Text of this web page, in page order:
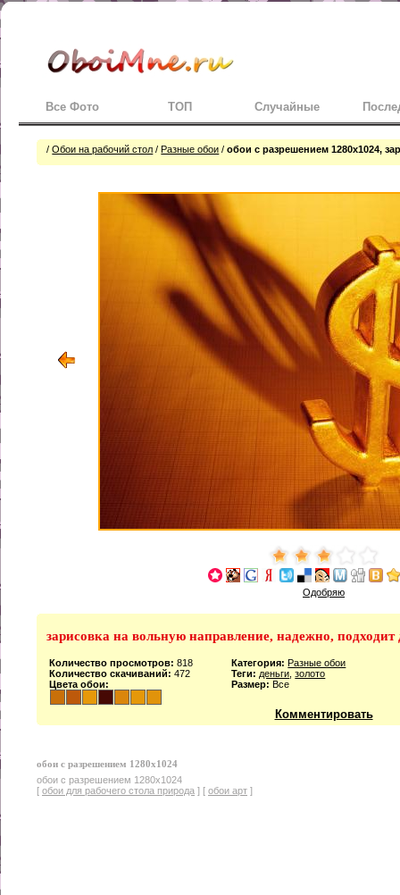
Все Фото ТОП Случайные
/Обои на рабочий стол / Разные обои /обои с разрешением 1280х1024,
Одобряю
зарисовка на вольную направление, надежно, подходит
Количество просмотров: 818
Количество скачиваний: 472
Цвета обои:
Категория: Разные обои
Теги: деньги ,золото
Размер: Все
Комментировать
обои с разрешением 1280х1024
обои с разрешением 1280х1024
[ обои для рабочего стола природа ] [ обои арт ]